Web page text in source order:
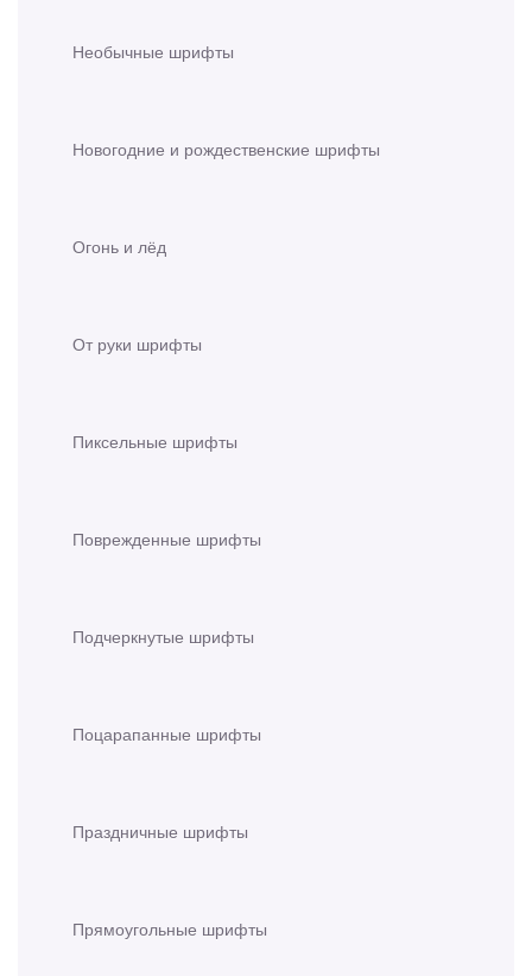
Необычные шрифты
Новогодние и рождественские шрифты
Огонь и лёд
От руки шрифты
Пиксельные шрифты
Поврежденные шрифты
Подчеркнутые шрифты
Поцарапанные шрифты
Праздничные шрифты
Прямоугольные шрифты